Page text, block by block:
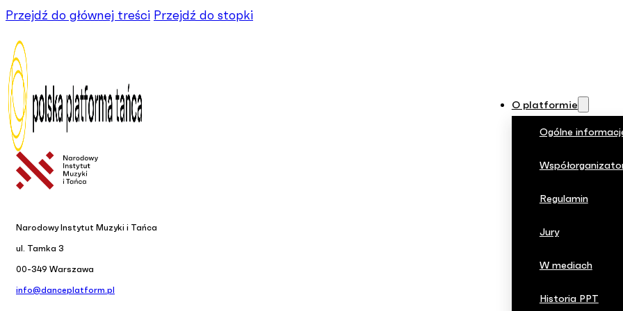
Przejdź do głównej treści Przejdź do stopki
O platformie
Ogólne
Regulamin
Jury
W mediach
Historia PPT
Narodowy Instytut Muzyki i Tańca
ul. Tamka 3
00-349 Warszawa
info@danceplatform.pl